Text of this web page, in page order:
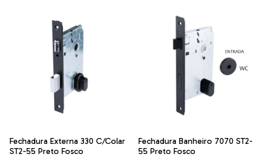
Fechadura Externa 330 C/Colar
ST2-55 Preto Fosco
Fechadura Banheiro 7070 ST2-
55 Preto Fosco